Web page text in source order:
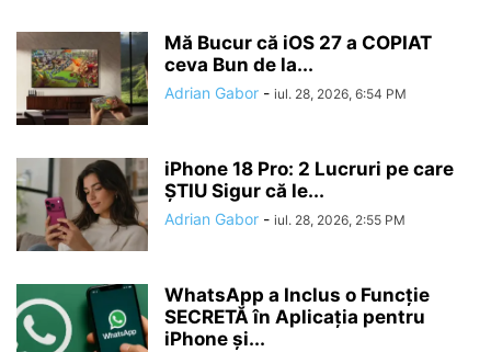
Mă Bucur că iOS 27 a COPIAT
ceva Bun de la...
Adrian Gabor - iul. 28, 2026, 6:54 PM
iPhone 18 Pro: 2 Lucruri pe care
ȘTIU Sigur că le...
Adrian Gabor - iul. 28, 2026, 2:55 PM
WhatsApp a Inclus o Funcție
SECRETĂ în Aplicația pentru
iPhone și...